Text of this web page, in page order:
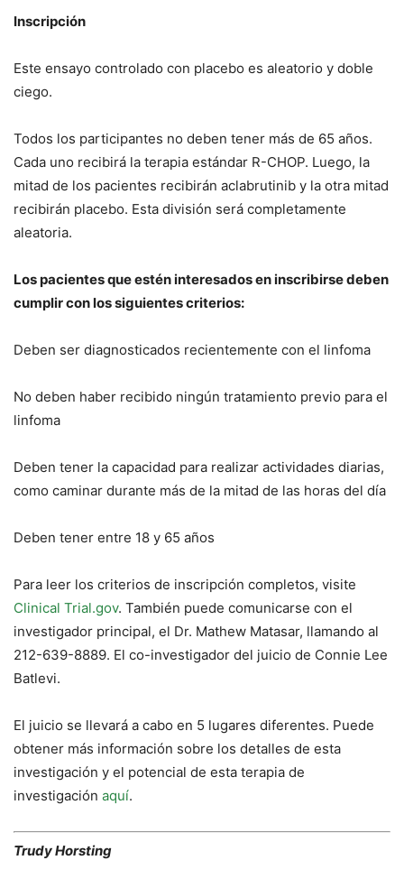
Inscripción
Este ensayo controlado con placebo es aleatorio y doble
ciego.
Todos los participantes no deben tener más de 65 años.
Cada uno recibirá la terapia estándar R-CHOP. Luego, la
mitad de los pacientes recibirán aclabrutinib y la otra mitad
recibirán placebo. Esta división será completamente
aleatoria.
Los pacientes que estén interesados ​​en inscribirse deben
cumplir con los siguientes criterios:
Deben ser diagnosticados recientemente con el linfoma
No deben haber recibido ningún tratamiento previo para el
linfoma
Deben tener la capacidad para realizar actividades diarias,
como caminar durante más de la mitad de las horas del día
Deben tener entre 18 y 65 años
Para leer los criterios de inscripción completos, visite
Clinical Trial.gov. También puede comunicarse con el
investigador principal, el Dr. Mathew Matasar, llamando al
212-639-8889. El co-investigador del juicio de Connie Lee
Batlevi.
El juicio se llevará a cabo en 5 lugares diferentes. Puede
obtener más información sobre los detalles de esta
investigación y el potencial de esta terapia de
investigación aquí.
Trudy Horsting